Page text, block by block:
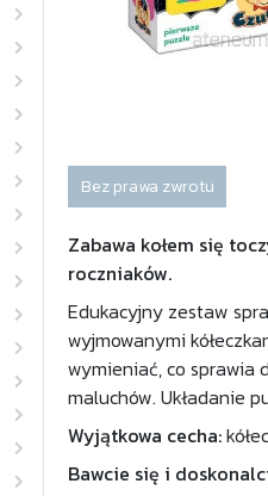
Bez prawa zwrotu
Zabawa kołem się
roczniaków.
Edukacyjny zestaw
wyjmowanymi
wymieniać, co sprawia
maluchów. Układanie
Wyjątkowa cecha:
Bawcie się i